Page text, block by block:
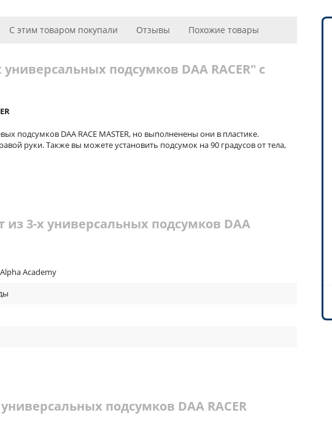
С этим товаром покупали Отзывы Похожие товары
подсумков DAA RACER" с
подсумков DAA RACE MASTER, но выполненены они в пластике.
руки. Также вы можете установить подсумок на 90 градусов от тела,
из 3-х универсальных подсумков DAA
Academy
подсумков DAA RACER